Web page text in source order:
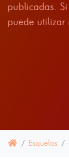
publicadas.
puede utilizar
Esquelas